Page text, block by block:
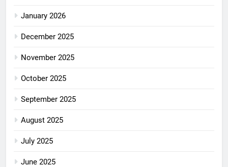
January 2026
December 2025
November 2025
October 2025
September 2025
August 2025
July 2025
June 2025